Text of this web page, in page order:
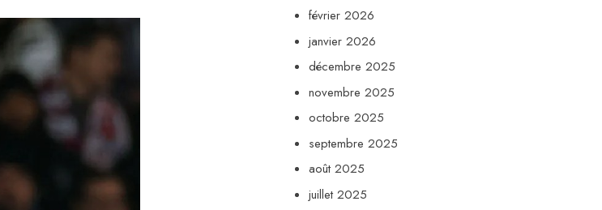
février 2026
janvier 2026
décembre 2025
novembre 2025
octobre 2025
septembre 2025
août 2025
juillet 2025